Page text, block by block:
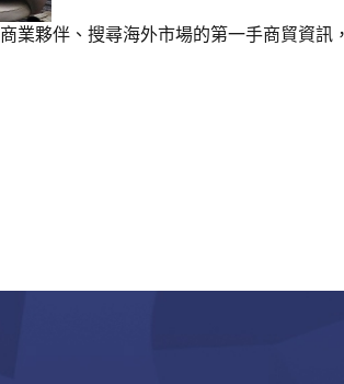
業夥伴、搜尋海外市場的第一手商貿資訊